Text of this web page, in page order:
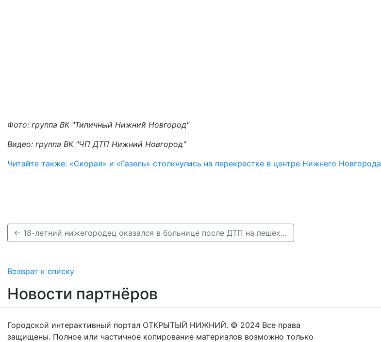
Фото: группа ВК "Типичный Нижний Новгород"
Видео: группа ВК "ЧП ДТП Нижний Новгород"
Читайте также: «Скорая» и «Газель» столкнулись на перекрестке в центре Нижнего Новгорода
← 18-летний нижегородец оказался в больнице после ДТП на пешеходном переходе
Возврат к списку
Новости партнёров
Городской интерактивный портал ОТКРЫТЫЙ НИЖНИЙ. © 2024 Все права
защищены. Полное или частичное копирование материалов возможно только